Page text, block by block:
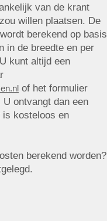
van de krant
willen plaatsen. De
berekend op basis
in de breedte en per
kunt altijd een
of het formulier
U ontvangt dan een
is kosteloos en
berekend worden?